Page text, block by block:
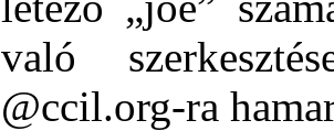
való
@ccil.org-ra